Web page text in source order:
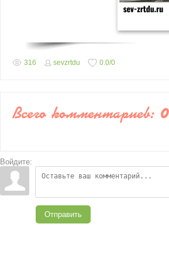
316 sevzrtdu 0.0/0
Всего комментариев: 0
Войдите:
Отправить